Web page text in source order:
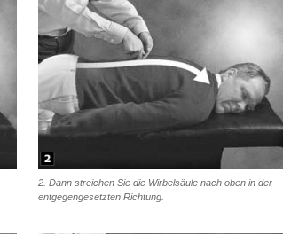
2. Dann streichen Sie die Wirbelsäule nach oben in der
entgegengesetzten Richtung.